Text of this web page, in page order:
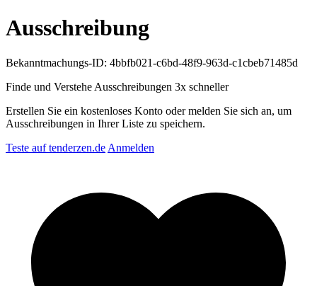
Ausschreibung
Bekanntmachungs-ID: 4bbfb021-c6bd-48f9-963d-c1cbeb71485d
Finde und Verstehe Ausschreibungen 3x schneller
Erstellen Sie ein kostenloses Konto oder melden Sie sich an, um
Ausschreibungen in Ihrer Liste zu speichern.
Teste auf tenderzen.de Anmelden